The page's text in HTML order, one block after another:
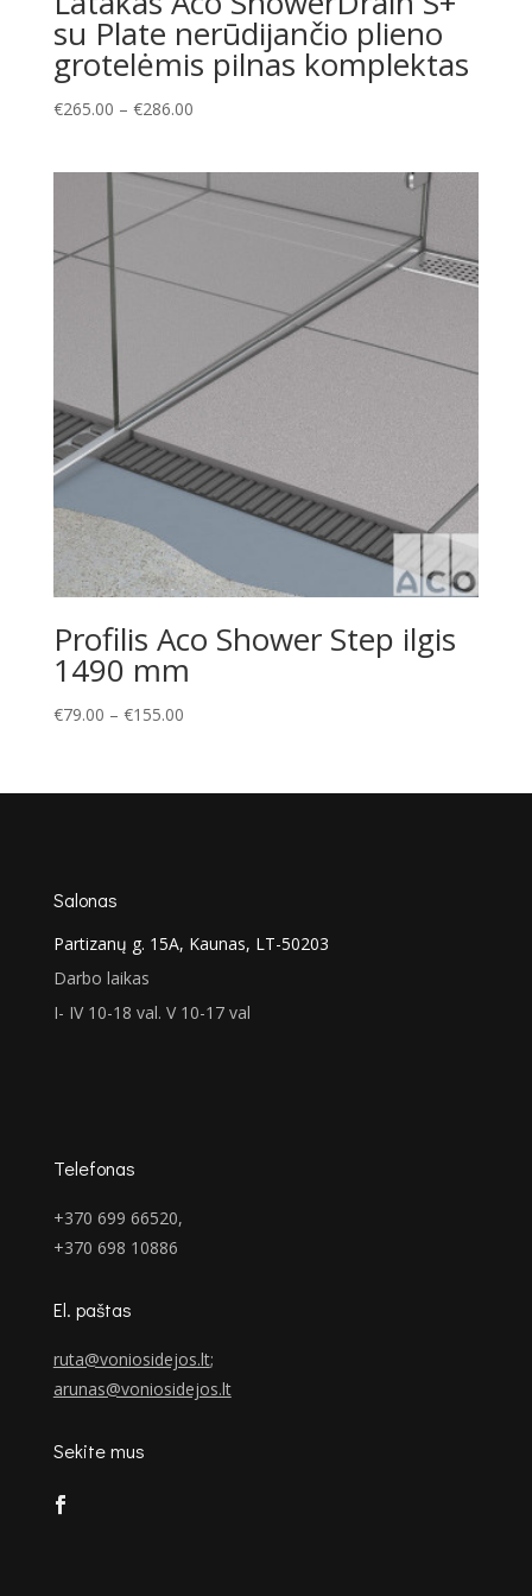
su Plate nerūdijančio plieno
grotelėmis pilnas komplektas
€265.00 – €286.00Price
through
Profilis Aco Shower Step ilgis
1490 mm
€79.00 – €155.00Price
through
Salonas
Partizanų g. 15A, Kaunas, LT-50203
Darbo laikas
I- IV 10-18 val. V 10-17 val
Telefonas
+370 699 66520,
+370 698 10886
El. paštas
ruta@voniosidejos.lt;
arunas@voniosidejos.lt
Sekite mus